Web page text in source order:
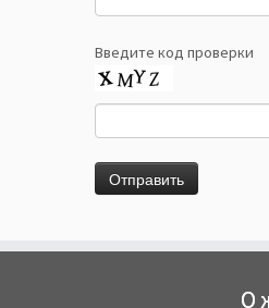
Введите код проверки
О